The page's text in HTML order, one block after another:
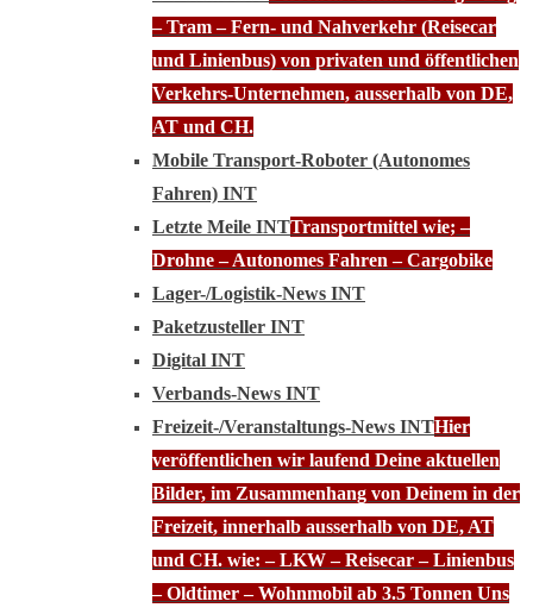
– Tram – Fern- und Nahverkehr (Reisecar
und Linienbus) von privaten und öffentlichen
Verkehrs-Unternehmen, ausserhalb von DE,
AT und CH.
Mobile Transport-Roboter (Autonomes
Fahren) INT
Letzte Meile INTTransportmittel wie; –
Drohne – Autonomes Fahren – Cargobike
Lager-/Logistik-News INT
Paketzusteller INT
Digital INT
Verbands-News INT
Freizeit-/Veranstaltungs-News INTHier
veröffentlichen wir laufend Deine aktuellen
Bilder, im Zusammenhang von Deinem in der
Freizeit, innerhalb ausserhalb von DE, AT
und CH. wie: – LKW – Reisecar – Linienbus
– Oldtimer – Wohnmobil ab 3.5 Tonnen Uns